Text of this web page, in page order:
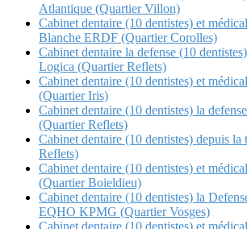
Atlantique (Quartier Villon)
Cabinet dentaire (10 dentistes) et
Blanche ERDF (Quartier Corolles)
Cabinet dentaire la defense (10
Logica (Quartier Reflets)
Cabinet dentaire (10 dentistes) et
(Quartier Iris)
Cabinet dentaire (10 dentistes) la
(Quartier Reflets)
Cabinet dentaire (10 dentistes) depuis
Reflets)
Cabinet dentaire (10 dentistes) et
(Quartier Boieldieu)
Cabinet dentaire (10 dentistes) la
EQHO KPMG (Quartier Vosges)